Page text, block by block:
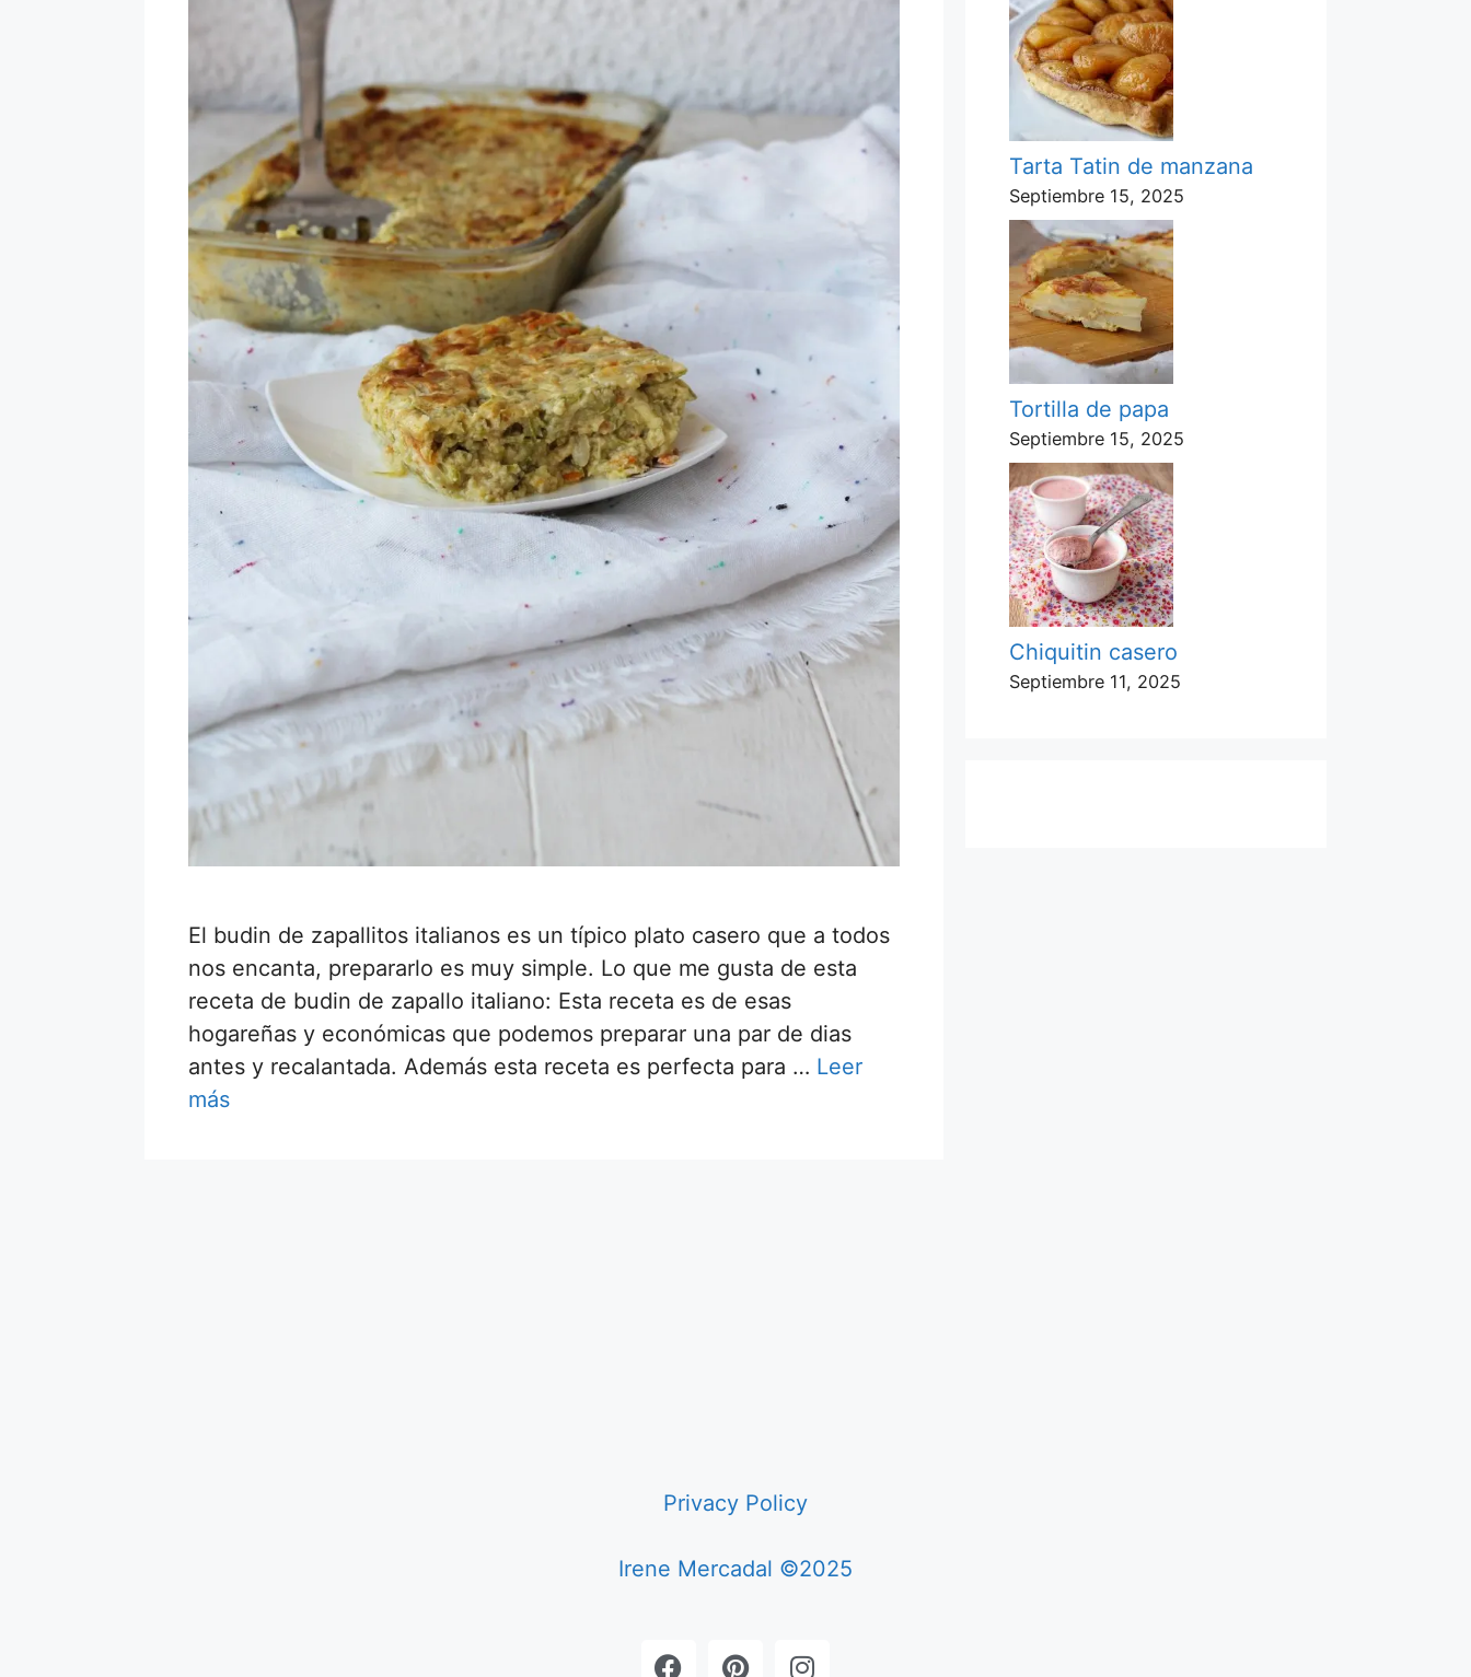
El budin de zapallitos italianos es un típico plato casero que a todos
nos encanta, prepararlo es muy simple. Lo que me gusta de esta
receta de budin de zapallo italiano: Esta receta es de esas
hogareñas y económicas que podemos preparar una par de dias
antes y recalantada. Además esta receta es perfecta para … Leer
más
Tarta Tatin de manzana
Septiembre 15, 2025
Tortilla de papa
Septiembre 15, 2025
Chiquitin casero
Septiembre 11, 2025
Privacy Policy
Irene Mercadal ©2025